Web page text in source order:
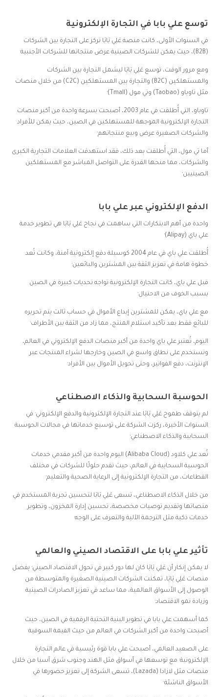
توسع علي بابا في التجارة الإلكترونية
في السنوات الأولى، كانت منصة عَلِي بَابَا تركز على التجارة بين الشركات
(B2B)، حيث يمكن للشركات الصينية عرض منتجاتها للشركات الأجنبية·
ومع مرور الوقت، توسع عَلِي بَابَا ليشمل التجارة بين الشركات
والمستهلكين (B2C) والتجارة بين المستهلكين (C2C) من خلال منصات
مثل تاوباو (Taobao) وتي مول (Tmall)·
تاوباو، التي أُطلقت في عام 2003، أصبحت بسرعة واحدة من أكبر منصات
التجارة الإلكترونية الموجهة للمستهلكين في الصين، حيث يمكن للأفراد
والشركات الصغيرة عرض وبيع منتجاتهم·
أما تي مول، التي أُطلقت بعد ذلك، فقد استهدفت العلامات التجارية الكبرى
والشركات، مما منحها القدرة على التواصل المباشر مع المستهلكين
الصينيين·
الدفع الإلكتروني عبر علي بابا
واحدة من أهم الابتكارات التي ساهمت في نجاح عَلِي بَابَا هي تطوير خدمة
علي باي (Alipay)·
أُطلقت علي باي في عام 2004 كوسيلة دفع إلكترونية آمنة، وكانت تُعد
خطوة هامة في تعزيز الثقة بين المشترين والبائعين·
قبل علي باي، كانت التجارة الإلكترونية تواجه تحديات كبيرة في الصين
بسبب الخوف من الاحتيال·
مع علي باي، يمكن للمشترين إيداع الأموال في حساب ثالث يتم تحريره
للبائع فقط بعد تأكيد استلام المنتج، مما زاد من الثقة بين الأطراف·
اليوم، تُعتبر علي باي واحدة من أكبر منصات الدفع الإلكتروني في العالم،
وتستخدم على نطاق واسع في الصين وخارجها لشراء المنتجات عبر
الإنترنت، دفع الفواتير، وحتى تحويل الأموال بين الأفراد·
الحوسبة السحابية والذكاء الاصطناعي
لم يتوقف طموح عَلِي بَابَا عند التجارة الإلكترونية والدفع الإلكتروني· في
السنوات الأخيرة، ركزت الشركة على توسيع خدماتها في مجالات الحوسبة
السحابية والذكاء الاصطناعي·
تُعد علي كلاود (Alibaba Cloud) اليوم واحدة من أكبر مقدمي خدمات
الحوسبة السحابية في العالم، حيث تقدم حلولًا للشركات في مختلف
القطاعات، من التجارة الإلكترونية إلى الرعاية الصحية والتعليم·
من خلال الذكاء الاصطناعي، تسعى عَلِي بَابَا لتحسين تجربة المستخدم في
منصاتها وتقديم توصيات مخصصة، تحسين إدارة المخزون، وتطوير
خدمات ذكية مثل الترجمة الآلية والتعرف على الوجه·
تأثير علي بابا على الاقتصاد الصيني والعالمي
لا يمكن إنكار أن عَلِي بَابَا كان لها دور كبير في تحول الاقتصاد الصيني· بفضل
منصات عَلِي بَابَا، تمكنت الشركات الصينية الصغيرة والمتوسطة من
الوصول إلى الأسواق العالمية، مما ساعد في تعزيز الصادرات الصينية
وزيادة نمو الاقتصاد·
كما أسهمت علي بابا في تطوير البنية التحتية الرقمية في الصين، حيث
أصبحت واحدة من أكبر الشركات في العالم من حيث القيمة السوقية·
على الصعيد العالمي، أصبحت علي بابا قوة رئيسية في عالم التجارة
الإلكترونية· مع توسعها في أسواق مثل الهند وجنوب شرق آسيا من خلال
منصات مثل لازادا (Lazada)، تسعى الشركة إلى تعزيز حضورها في
الأسواق الناشئة·